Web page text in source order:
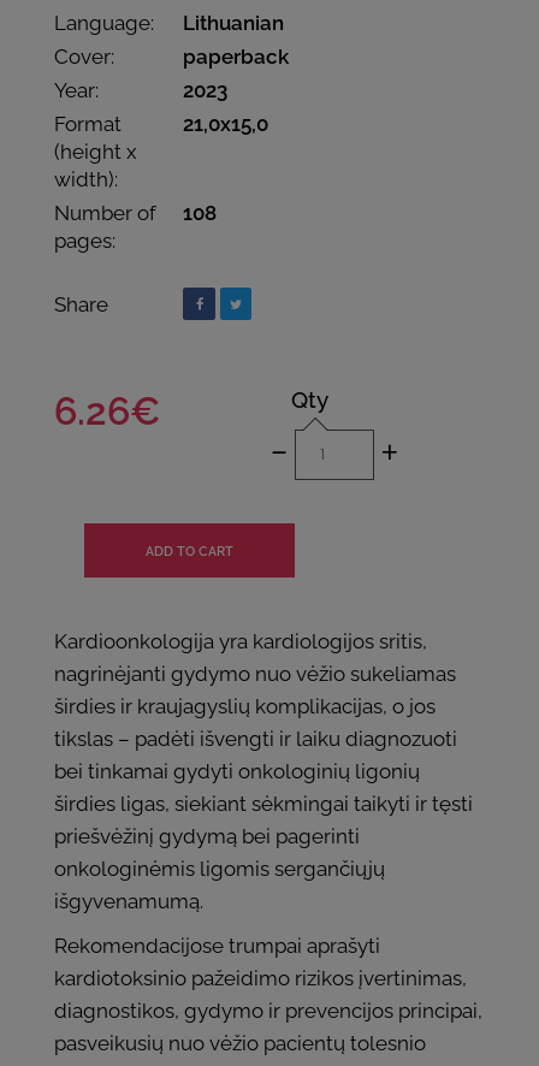
Language:
Lithuanian
Cover:
paperback
Year:
2023
Format
(height x
width):
21,0x15,0
Number of
pages:
108
Share
6.26€ Qty
- +
Kardioonkologija yra kardiologijos sritis,
nagrinėjanti gydymo nuo vėžio sukeliamas
širdies ir kraujagyslių komplikacijas, o jos
tikslas – padėti išvengti ir laiku diagnozuoti
bei tinkamai gydyti onkologinių ligonių
širdies ligas, siekiant sėkmingai taikyti ir tęsti
priešvėžinį gydymą bei pagerinti
onkologinėmis ligomis sergančiųjų
išgyvenamumą.
Rekomendacijose trumpai aprašyti
kardiotoksinio pažeidimo rizikos įvertinimas,
diagnostikos, gydymo ir prevencijos principai,
pasveikusių nuo vėžio pacientų tolesnio